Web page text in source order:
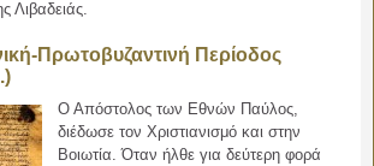
Λιβαδειάς.
Πρωτοβυζαντινή Περίοδος
Ο Απόστολος των Εθνών Παύλος,
διέδωσε τον Χριστιανισμό και στην
Βοιωτία. Όταν ήλθε για δεύτερη φορά